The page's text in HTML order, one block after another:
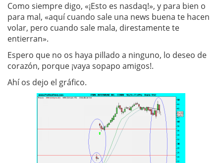
Como siempre digo, «¡Esto es nasdaq!», y para bien o
para mal, «aquí cuando sale una news buena te hacen
volar, pero cuando sale mala, direstamente te
entierran».
Espero que no os haya pillado a ninguno, lo deseo de
corazón, porque ¡vaya sopapo amigos!.
Ahí os dejo el gráfico.